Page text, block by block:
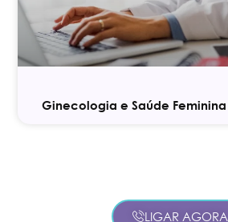
Ginecologia e Saúde Feminina
LIGAR AGORA